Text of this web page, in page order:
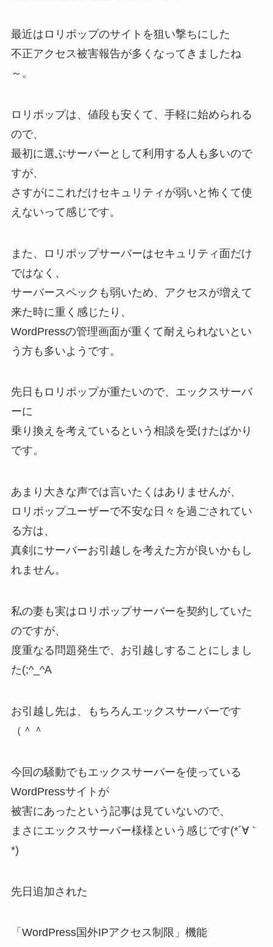
最近はロリポップのサイトを狙い撃ちにした
不正アクセス被害報告が多くなってきましたね
～。
ロリポップは、値段も安くて、手軽に始められる
ので、
最初に選ぶサーバーとして利用する人も多いので
すが、
さすがにこれだけセキュリティが弱いと怖くて使
えないって感じです。
また、ロリポップサーバーはセキュリティ面だけ
ではなく、
サーバースペックも弱いため、アクセスが増えて
来た時に重く感じたり、
WordPressの管理画面が重くて耐えられないとい
う方も多いようです。
先日もロリポップが重たいので、エックスサーバ
ーに
乗り換えを考えているという相談を受けたばかり
です。
あまり大きな声では言いたくはありませんが、
ロリポップユーザーで不安な日々を過ごされてい
る方は、
真剣にサーバーお引越しを考えた方が良いかもし
れません。
私の妻も実はロリポップサーバーを契約していた
のですが、
度重なる問題発生で、お引越しすることにしまし
た(;^_^A
お引越し先は、もちろんエックスサーバーです
（＾＾
今回の騒動でもエックスサーバーを使っている
WordPressサイトが
被害にあったという記事は見ていないので、
まさにエックスサーバー様様という感じです(*´∀｀
*)
先日追加された
「WordPress国外IPアクセス制限」機能